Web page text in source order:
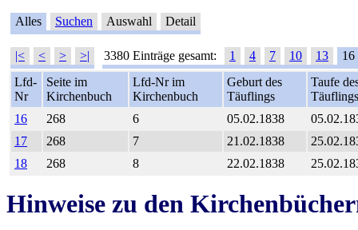
Alles Suchen Auswahl Detail
|< < > >| 3380 Einträge gesamt: 1 4 7 10 13
16
Lfd-
Nr
Seite im
Kirchenbuch
Lfd-Nr im
Kirchenbuch
Geburt des
Täuflings
Taufe
Täuflings
16
268 6 05.02.1838
17
268 7 21.02.1838
18
268 8 22.02.1838
Hinweise zu den